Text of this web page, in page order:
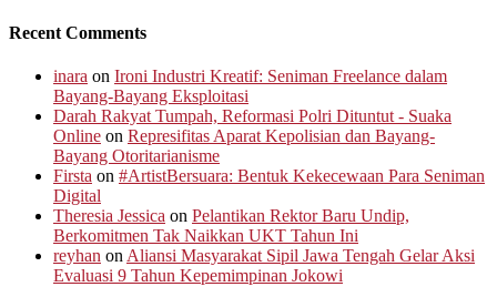
Recent Comments
inara on Ironi Industri Kreatif: Seniman Freelance dalam
Bayang-Bayang Eksploitasi
Darah Rakyat Tumpah, Reformasi Polri Dituntut - Suaka
Online on Represifitas Aparat Kepolisian dan Bayang-
Bayang Otoritarianisme
Firsta on #ArtistBersuara: Bentuk Kekecewaan Para Seniman
Digital
Theresia Jessica on Pelantikan Rektor Baru Undip,
Berkomitmen Tak Naikkan UKT Tahun Ini
reyhan onAliansi Masyarakat Sipil Jawa Tengah Gelar Aksi
Evaluasi 9 Tahun Kepemimpinan Jokowi